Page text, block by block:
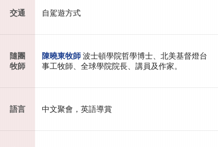
交通 自駕遊方式
隨團
牧師
陳曉東牧師波士頓學院哲學博士、北美基督燈台
事工牧師、全球學院院長、講員及作家。
語言 中文聚會，英語導賞